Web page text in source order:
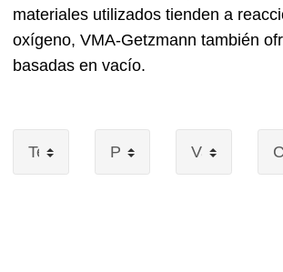
materiales utilizados tienden a
oxígeno, VMA-Getzmann también
basadas en vacío.